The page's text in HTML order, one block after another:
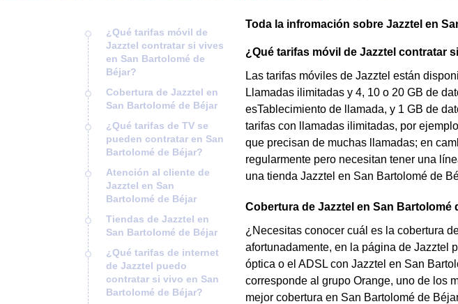
¿Qué tarifas móvil de
Jazztel contratar si vives
en San Bartolomé de
Béjar?
Cobertura de Jazztel en
San Bartolomé de Béjar
¿Qué tarifas de TV se
pueden contratar en San
Bartolomé de Béjar?
Atención al cliente de
Jazztel en San
Bartolomé de Béjar
Tiendas de Jazztel en
San Bartolomé de Béjar
¿Qué tarifas de internet
de Jazztel puedo
contratar si vivo en San
Bartolomé de Béjar?
Toda la infromación sobre Jazztel en
¿Qué tarifas móvil de Jazztel contratar
Las tarifas móviles de Jazztel están
Llamadas ilimitadas y 4, 10 o 20 GB de
esTablecimiento de llamada, y 1 GB de
tarifas con llamadas ilimitadas, por
que precisan de muchas llamadas; en
regularmente pero necesitan tener una
una tienda Jazztel en San Bartolomé de
Cobertura de Jazztel en San Bartolomé
¿Necesitas conocer cuál es la cobertura
afortunadamente, en la página de Jazztel
óptica o el ADSL con Jazztel en San
corresponde al grupo Orange, uno de los
mejor cobertura en San Bartolomé de